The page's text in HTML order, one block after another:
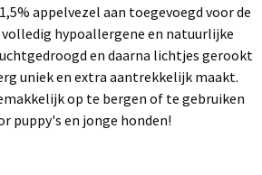
appelvezel aan toegevoegd voor de
hypoallergene en natuurlijke
en daarna lichtjes gerookt
uniek en extra aantrekkelijk maakt.
op te bergen of te gebruiken
puppy's en jonge honden!